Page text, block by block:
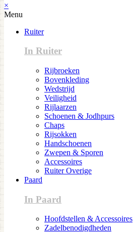
×
Menu
Ruiter
In Ruiter
Rijbroeken
Bovenkleding
Wedstrijd
Veiligheid
Rijlaarzen
Schoenen & Jodhpurs
Chaps
Rijsokken
Handschoenen
Zwepen & Sporen
Accessoires
Ruiter Overige
Paard
In Paard
Hoofdstellen & Accessoires
Zadelbenodigdheden